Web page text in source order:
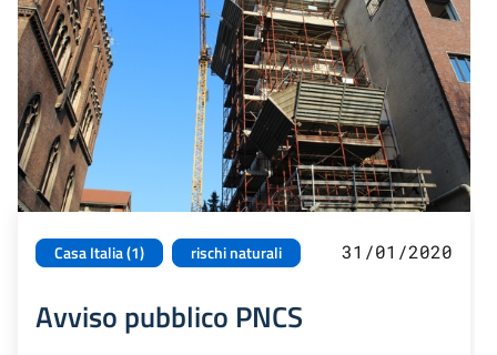
Casa Italia (1) rischi naturali 31/01/2020
Avviso pubblico PNCS